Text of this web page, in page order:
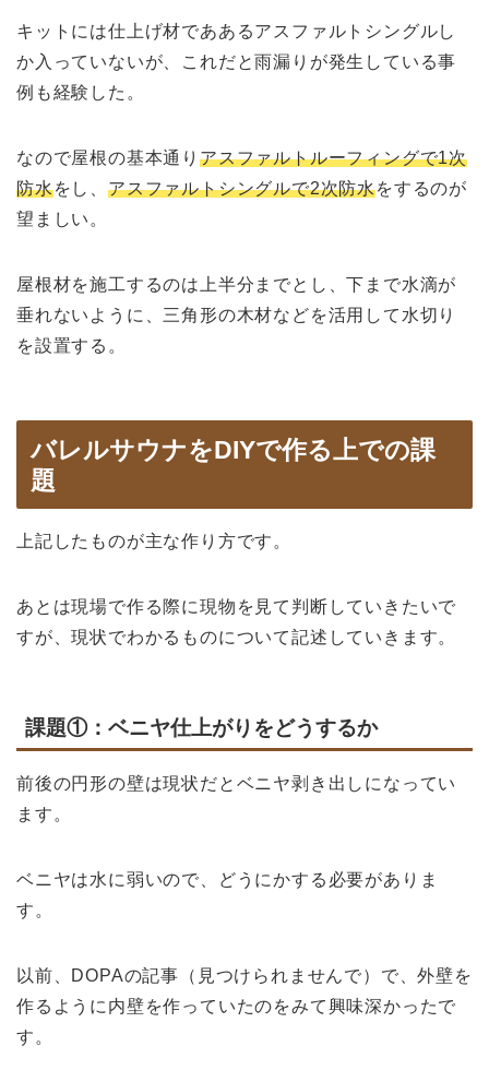
キットには仕上げ材でああるアスファルトシングルし
か入っていないが、これだと雨漏りが発生している事
例も経験した。
なので屋根の基本通り アスファルトルーフィングで1次
防水をし、アスファルトシングルで2次防水をするのが
望ましい。
屋根材を施工するのは上半分までとし、下まで水滴が
垂れないように、三角形の木材などを活用して水切り
を設置する。
バレルサウナをDIYで作る上での課
題
上記したものが主な作り方です。
あとは現場で作る際に現物を見て判断していきたいで
すが、現状でわかるものについて記述していきます。
課題①：ベニヤ仕上がりをどうするか
前後の円形の壁は現状だとベニヤ剥き出しになってい
ます。
ベニヤは水に弱いので、どうにかする必要がありま
す。
以前、DOPAの記事（見つけられませんで）で、外壁を
作るように内壁を作っていたのをみて興味深かったで
す。